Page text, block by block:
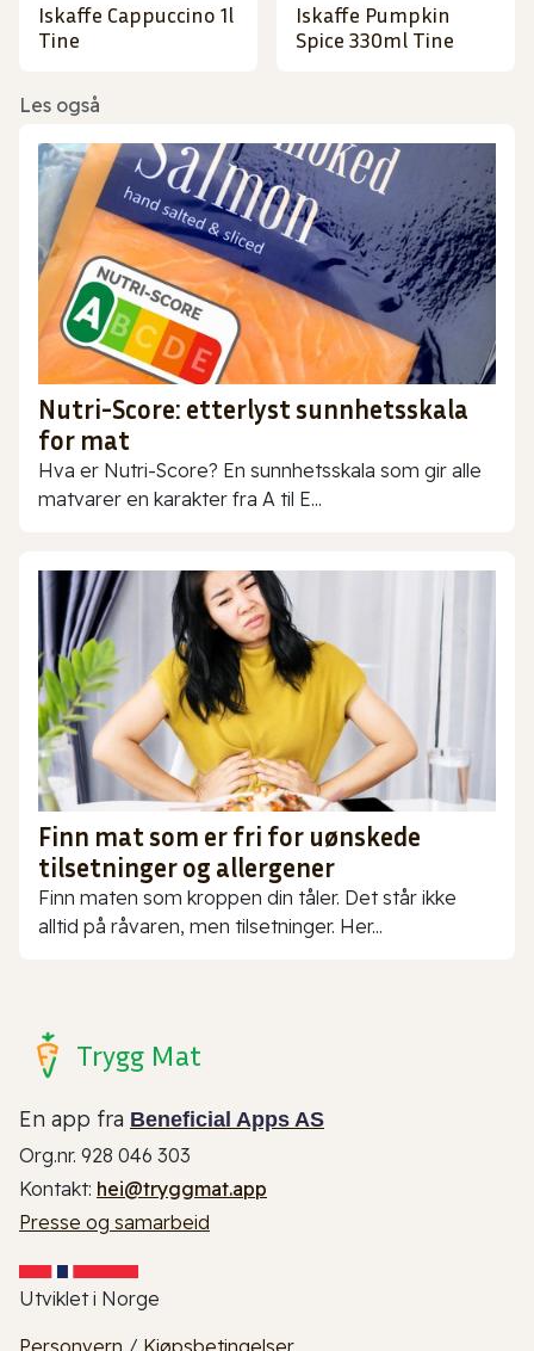
Iskaffe Cappuccino 1l
Tine
Iskaffe Pumpkin
Spice 330ml Tine
Les også
Nutri-Score: etterlyst sunnhetsskala
for mat
Hva er Nutri-Score? En sunnhetsskala som gir alle
matvarer en karakter fra A til E...
Finn mat som er fri for uønskede
tilsetninger og allergener
Finn maten som kroppen din tåler. Det står ikke
alltid på råvaren, men tilsetninger. Her...
Trygg Mat
En app fra Beneficial Apps AS
Org.nr. 928 046 303
Kontakt: hei@tryggmat.app
Presse og samarbeid
Utviklet i Norge
Personvern / Kjøpsbetingelser